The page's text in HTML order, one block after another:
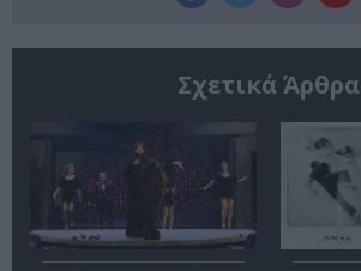
Σχετικά Άρθρα